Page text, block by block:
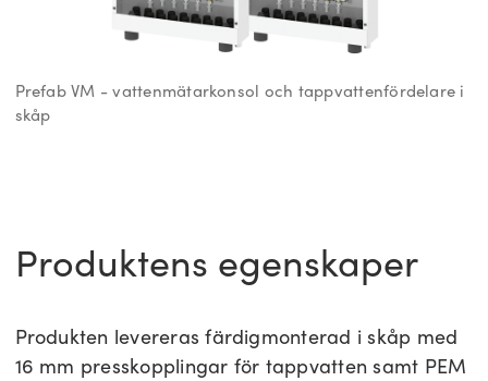
Prefab VM - vattenmätarkonsol och tappvattenfördelare i
skåp
Produktens egenskaper
Produkten levereras färdigmonterad i skåp med
16 mm presskopplingar för tappvatten samt PEM